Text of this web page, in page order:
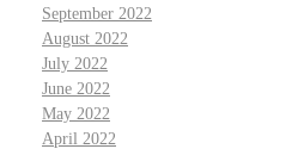
September 2022
August 2022
July 2022
June 2022
May 2022
April 2022